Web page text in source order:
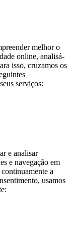
melhor o
online, analisá-
isso, cruzamos os
serviços:
e analisar
e navegação em
a
usamos